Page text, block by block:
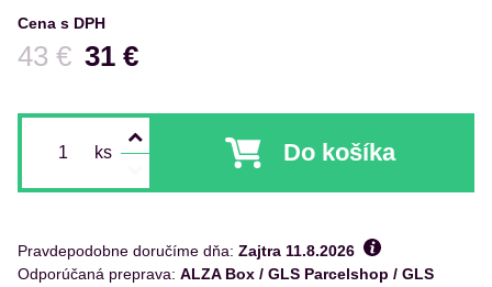
Cena s DPH
31 €
Pred zľavou:
43 €
ks Do košíka
Pravdepodobne doručíme dňa: Zajtra 11.8.2026
ALZA Box / GLS Parcelshop / GLS